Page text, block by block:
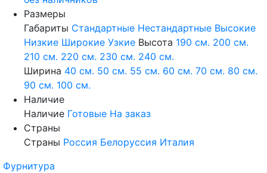
Размеры
Габариты Стандартные Нестандартные Высокие
Низкие Широкие Узкие Высота 190 см. 200 см.
210 см. 220 см. 230 см. 240 см.
Ширина 40 см. 50 см. 55 см. 60 см. 70 см. 80 см.
90 см. 100 см.
Наличие
Наличие Готовые На заказ
Страны
Страны Россия Белоруссия Италия
Фурнитура